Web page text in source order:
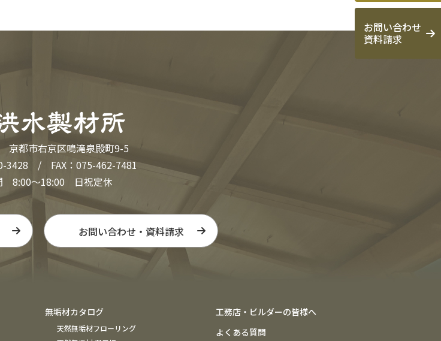
お問い合わせ
資料請求
京都市右京区鳴滝泉殿町9-5
3428 / FAX：075-462-7481
8:00～18:00 日祝定休
お問い合わせ・資料請求
無垢材カタログ
天然無垢材フローリング
工務店・ビルダーの皆様へ
よくある質問